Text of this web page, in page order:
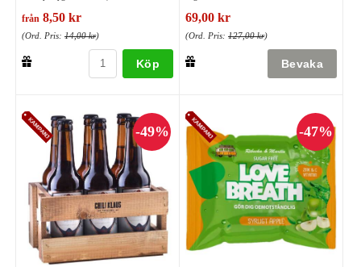
från 8,50 kr
(Ord. Pris: 14,00 kr)
Köp
69,00 kr
(Ord. Pris: 127,00 kr)